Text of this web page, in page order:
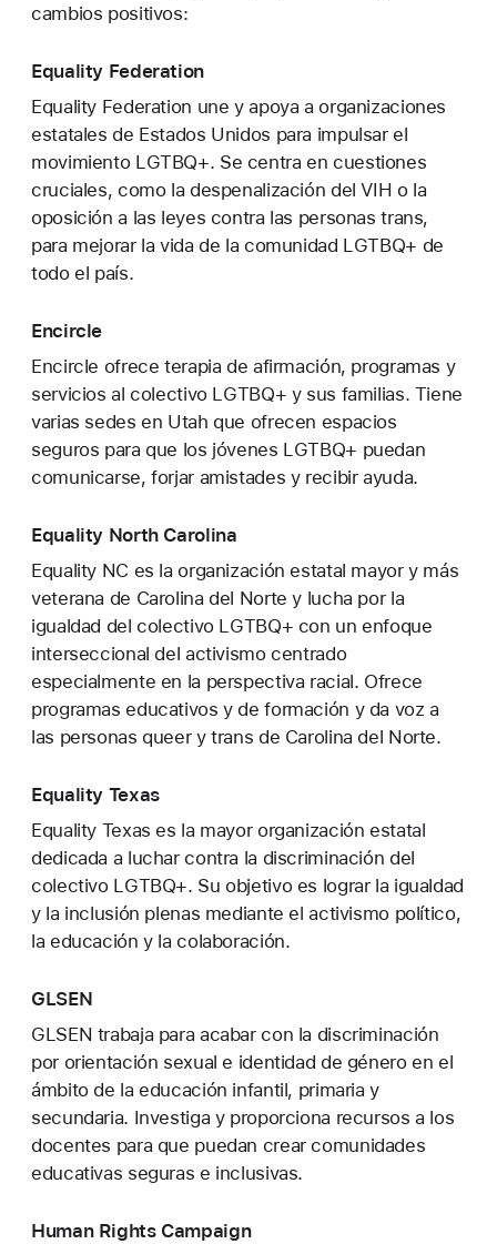
cambios positivos:
Equality Federation
Equality Federation une y apoya a organizaciones
estatales de Estados Unidos para impulsar el
movimiento LGTBQ+. Se centra en cuestiones
cruciales, como la despenalización del VIH o la
oposición a las leyes contra las personas trans,
para mejorar la vida de la comunidad LGTBQ+ de
todo el país.
Encircle
Encircle ofrece terapia de afirmación, programas y
servicios al colectivo LGTBQ+ y sus familias. Tiene
varias sedes en Utah que ofrecen espacios
seguros para que los jóvenes LGTBQ+ puedan
comunicarse, forjar amistades y recibir ayuda.
Equality North Carolina
Equality NC es la organización estatal mayor y más
veterana de Carolina del Norte y lucha por la
igualdad del colectivo LGTBQ+ con un enfoque
interseccional del activismo centrado
especialmente en la perspectiva racial. Ofrece
programas educativos y de formación y da voz a
las personas queer y trans de Carolina del Norte.
Equality Texas
Equality Texas es la mayor organización estatal
dedicada a luchar contra la discriminación del
colectivo LGTBQ+. Su objetivo es lograr la igualdad
y la inclusión plenas mediante el activismo político,
la educación y la colaboración.
GLSEN
GLSEN trabaja para acabar con la discriminación
por orientación sexual e identidad de género en el
ámbito de la educación infantil, primaria y
secundaria. Investiga y proporciona recursos a los
docentes para que puedan crear comunidades
educativas seguras e inclusivas.
Human Rights Campaign